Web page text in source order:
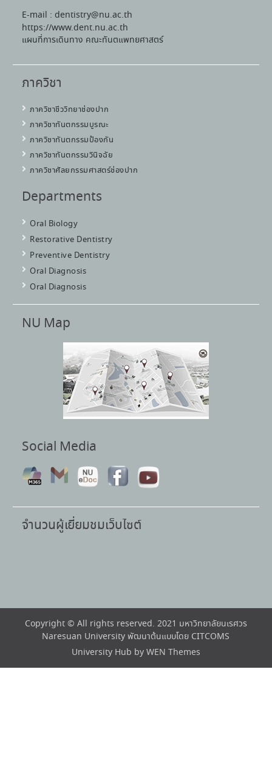
E-mail : dentistry@nu.ac.th
https://www.dent.nu.ac.th
แผนที่การเดินทาง คณะทันตแพทยศาสตร์
ภาควิชา
ภาควิชาชีววิทยาช่องปาก
ภาควิชาทันตกรรมบูรณะ
ภาควิชาทันตกรรมป้องกัน
ภาควิชาทันตกรรมวินิจฉัย
ภาควิชาศัลยกรรมศาสตร์ช่องปาก
Departments
Oral Biology
Restorative Dentistry
Preventive Dentistry
Oral Diagnosis
Oral Diagnosis
NU Map
Social Media
จำนวนผู้เยี่ยมชมเว็บไซต์
Copyright © All rights reserved. 2021 มหาวิทยาลัยนเรศวร
Naresuan University พัฒนาต้นแบบโดย CITCOMS
University Hub by WEN Themes